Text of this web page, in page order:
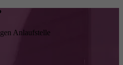
Anlaufstelle